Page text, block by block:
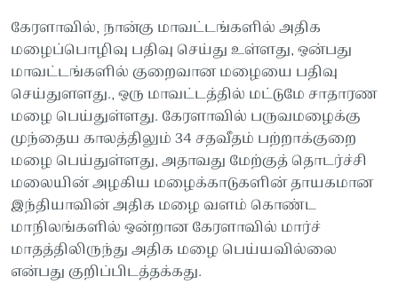
கேரளாவில், நான்கு மாவட்டங்களில் அதிக
மழைப்பொழிவு பதிவு செய்து உள்ளது, ஒன்பது
மாவட்டங்களில் குறைவான மழையை பதிவு
செய்துளளது., ஒரு மாவட்டத்தில் மட்டுமே சாதாரண
மழை பெய்துள்ளது. கேரளாவில் பருவமழைக்கு
முந்தைய காலத்திலும் 34 சதவீதம் பற்றாக்குறை
மழை பெய்துள்ளது, அதாவது மேற்குத் தொடர்ச்சி
மலையின் அழகிய மழைக்காடுகளின் தாயகமான
இந்தியாவின் அதிக மழை வளம் கொண்ட
மாநிலங்களில் ஒன்றான கேரளாவில் மார்ச்
மாதத்திலிருந்து அதிக மழை பெய்யவில்லை
என்பது குறிப்பிடத்தக்கது.